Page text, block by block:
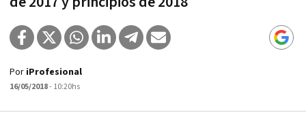
Por iProfesional
16/05/2018- 10:20hs